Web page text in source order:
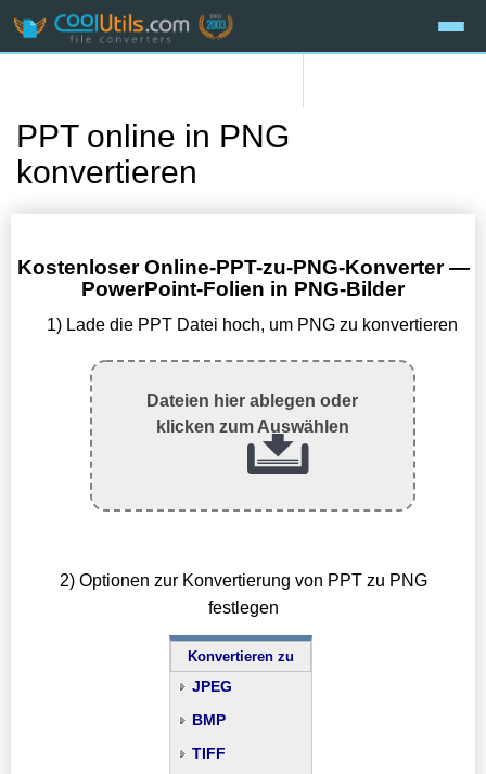
PPT online in PNG
konvertieren
Kostenloser Online-PPT-zu-PNG-Konverter —
PowerPoint-Folien in PNG-Bilder
1) Lade die PPT Datei hoch, um PNG zu konvertieren
Dateien hier ablegen oder
klicken zum Auswählen
2) Optionen zur Konvertierung von PPT zu PNG
festlegen
Konvertieren zu
JPEG
BMP
TIFF